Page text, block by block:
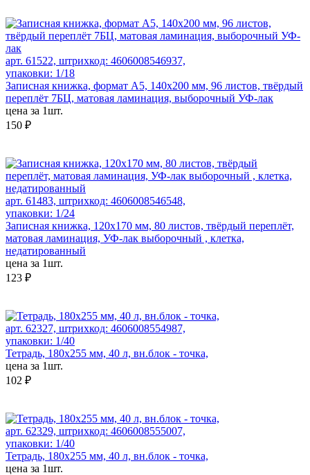
арт. 61522, штрихкод: 4606008546937,
упаковки: 1/18
Записная книжка, формат А5, 140x200 мм, 96 листов, твёрдый
переплёт 7БЦ, матовая ламинация, выборочный УФ-лак
цена за 1шт.
150 ₽
арт. 61483, штрихкод: 4606008546548,
упаковки: 1/24
Записная книжка, 120х170 мм, 80 листов, твёрдый переплёт,
матовая ламинация, УФ-лак выборочный , клетка,
недатированный
цена за 1шт.
123 ₽
арт. 62327, штрихкод: 4606008554987,
упаковки: 1/40
Тетрадь, 180х255 мм, 40 л, вн.блок - точка,
цена за 1шт.
102 ₽
арт. 62329, штрихкод: 4606008555007,
упаковки: 1/40
Тетрадь, 180х255 мм, 40 л, вн.блок - точка,
цена за 1шт.